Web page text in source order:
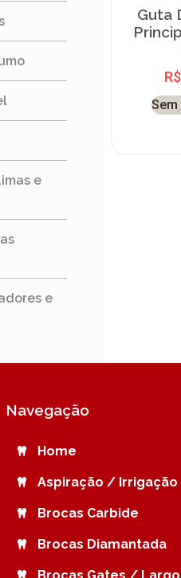
e
e
Guta
R$
Navegação
Home
Aspiração / Irrigação
Brocas Carbide
Brocas Diamantada